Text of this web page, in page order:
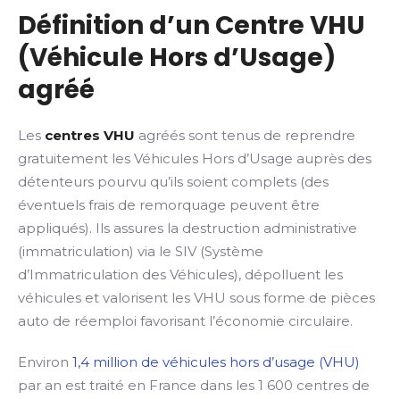
Définition d’un Centre VHU
(Véhicule Hors d’Usage)
agréé
Les centres VHU agréés sont tenus de reprendre
gratuitement les Véhicules Hors d’Usage auprès des
détenteurs pourvu qu’ils soient complets (des
éventuels frais de remorquage peuvent être
appliqués). Ils assures la destruction administrative
(immatriculation) via le SIV (Système
d’Immatriculation des Véhicules), dépolluent les
véhicules et valorisent les VHU sous forme de pièces
auto de réemploi favorisant l’économie circulaire.
Environ 1,4 million de véhicules hors d’usage (VHU)
par an est traité en France dans les 1 600 centres de